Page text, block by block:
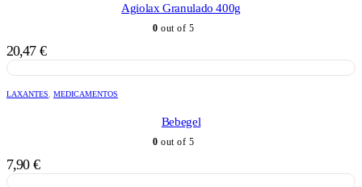
Agiolax Granulado 400g
0 out of 5
20,47 €
LAXANTES MEDICAMENTOS
Bebegel
0 out of 5
7,90 €